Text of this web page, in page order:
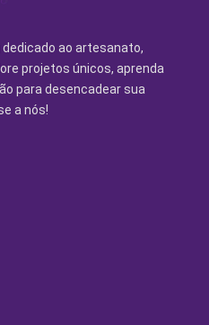
ao artesanato,
projetos únicos, aprenda
para desencadear sua
a nós!